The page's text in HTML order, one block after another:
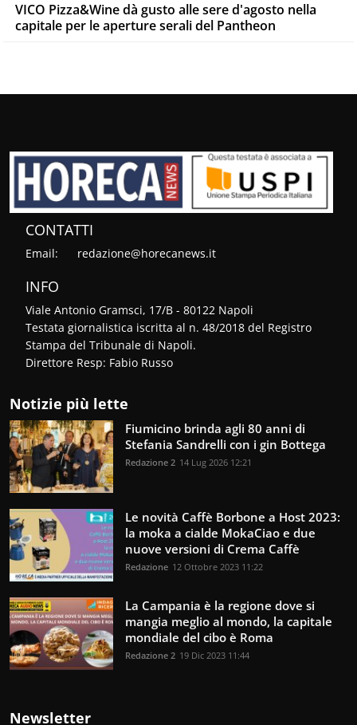
VICO Pizza&Wine dà gusto alle sere d'agosto nella
capitale per le aperture serali del Pantheon
CONTATTI
Email: redazione@horecanews.it
INFO
Viale Antonio Gramsci, 17/B - 80122 Napoli
Testata giornalistica iscritta al n. 48/2018 del Registro
Stampa del Tribunale di Napoli.
Direttore Resp: Fabio Russo
Notizie più lette
Fiumicino brinda agli 80 anni di
Stefania Sandrelli con i gin Bottega
Redazione 2 14 Lug 2026 12:21
Le novità Caffè Borbone a Host 2023:
la moka a cialde MokaCiao e due
nuove versioni di Crema Caffè
Redazione 12 Ottobre 2023 11:22
La Campania è la regione dove si
mangia meglio al mondo, la capitale
mondiale del cibo è Roma
Redazione 2 19 Dic 2023 11:44
Newsletter